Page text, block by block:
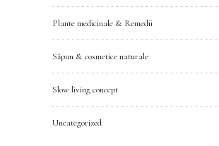
Plante medicinale & Remedii
Săpun & cosmetice naturale
Slow living concept
Uncategorized